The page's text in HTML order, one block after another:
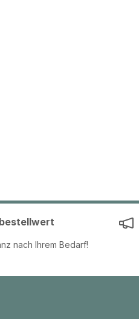
nach Ihrem Bedarf!